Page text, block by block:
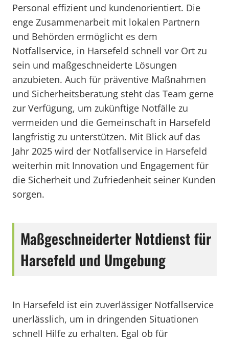
Personal effizient und kundenorientiert. Die
enge Zusammenarbeit mit lokalen Partnern
und Behörden ermöglicht es dem
Notfallservice, in Harsefeld schnell vor Ort zu
sein und maßgeschneiderte Lösungen
anzubieten. Auch für präventive Maßnahmen
und Sicherheitsberatung steht das Team gerne
zur Verfügung, um zukünftige Notfälle zu
vermeiden und die Gemeinschaft in Harsefeld
langfristig zu unterstützen. Mit Blick auf das
Jahr 2025 wird der Notfallservice in Harsefeld
weiterhin mit Innovation und Engagement für
die Sicherheit und Zufriedenheit seiner Kunden
sorgen.
Maßgeschneiderter Notdienst für
Harsefeld und Umgebung
In Harsefeld ist ein zuverlässiger Notfallservice
unerlässlich, um in dringenden Situationen
schnell Hilfe zu erhalten. Egal ob für